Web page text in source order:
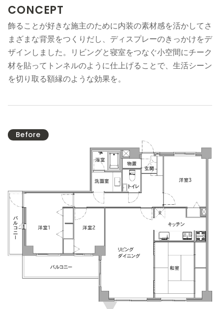
CONCEPT
飾ることが好きな施主のために内装の素材感を活かしてさ
まざまな背景をつくりだし、ディスプレーのきっかけをデ
ザインしました。リビングと寝室をつなぐ小空間にチーク
材を貼ってトンネルのように仕上げることで、生活シーン
を切り取る額縁のような効果を。
Before